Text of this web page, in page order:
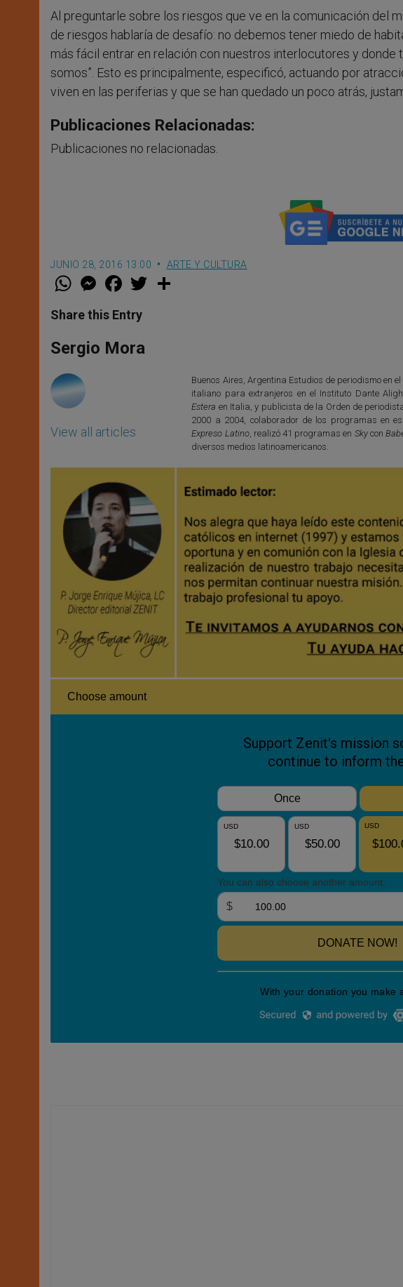
Al preguntarle sobre los riesgos que ve en la comunicación del
de riesgos hablaría de desafío: no debemos tener miedo de
más fácil entrar en relación con nuestros interlocutores y
somos”. Esto es principalmente, especificó, actuando por
viven en las periferias y que se han quedado un poco atrás,
Publicaciones Relacionadas:
Publicaciones no relacionadas.
JUNIO 28, 2016 13:00 ARTE Y CULTURA
W
t
s
p
p
M
e
s
e
g
e
F
a
e
b
o
k
w
Share this Entry
Sergio Mora
View all articles
Buenos Aires, Argentina Estudios de periodismo en el
italiano para extranjeros en el Instituto Dante
Estera en Italia, y publicista de la Orden de
2000 a 2004, colaborador de los programas en
Expreso Latino, realizó 41 programas en Skycon
diversos medios latinoamericanos.